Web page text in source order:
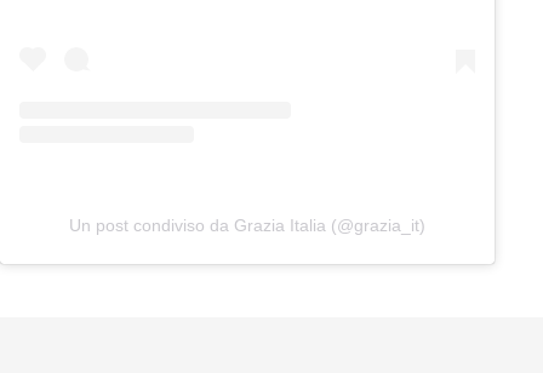
Un post condiviso da Grazia Italia (@grazia_it)